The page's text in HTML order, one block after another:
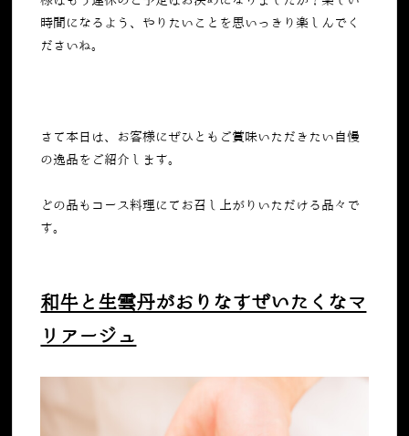
時間になるよう、やりたいことを思いっきり楽しんでく
ださいね。
さて本日は、お客様にぜひともご賞味いただきたい自慢
の逸品をご紹介します。
どの品もコース料理にてお召し上がりいただける品々で
す。
和牛と生雲丹がおりなすぜいたくなマ
リアージュ